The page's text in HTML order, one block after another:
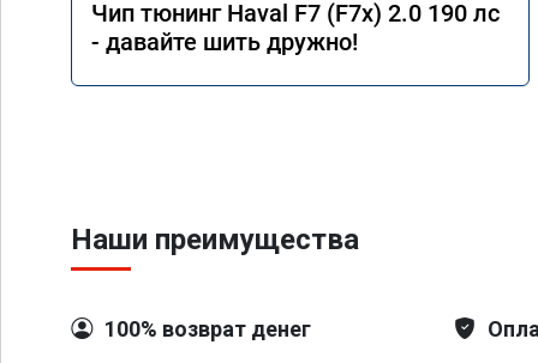
качественно.
от 17.01.26.
Чип тюнинг Haval F7 (F7x) 2.0 190 лс
- давайте шить дружно!
Наши преимущества
100% возврат денег